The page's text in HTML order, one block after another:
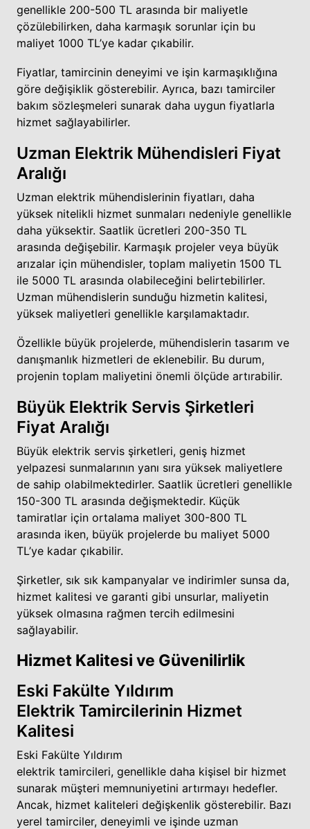
genellikle 200-500 TL arasında bir maliyetle
çözülebilirken, daha karmaşık sorunlar için bu
maliyet 1000 TL’ye kadar çıkabilir.
Fiyatlar, tamircinin deneyimi ve işin karmaşıklığına
göre değişiklik gösterebilir. Ayrıca, bazı tamirciler
bakım sözleşmeleri sunarak daha uygun fiyatlarla
hizmet sağlayabilirler.
Uzman Elektrik Mühendisleri Fiyat
Aralığı
Uzman elektrik mühendislerinin fiyatları, daha
yüksek nitelikli hizmet sunmaları nedeniyle genellikle
daha yüksektir. Saatlik ücretleri 200-350 TL
arasında değişebilir. Karmaşık projeler veya büyük
arızalar için mühendisler, toplam maliyetin 1500 TL
ile 5000 TL arasında olabileceğini belirtebilirler.
Uzman mühendislerin sunduğu hizmetin kalitesi,
yüksek maliyetleri genellikle karşılamaktadır.
Özellikle büyük projelerde, mühendislerin tasarım ve
danışmanlık hizmetleri de eklenebilir. Bu durum,
projenin toplam maliyetini önemli ölçüde artırabilir.
Büyük Elektrik Servis Şirketleri
Fiyat Aralığı
Büyük elektrik servis şirketleri, geniş hizmet
yelpazesi sunmalarının yanı sıra yüksek maliyetlere
de sahip olabilmektedirler. Saatlik ücretleri genellikle
150-300 TL arasında değişmektedir. Küçük
tamiratlar için ortalama maliyet 300-800 TL
arasında iken, büyük projelerde bu maliyet 5000
TL’ye kadar çıkabilir.
Şirketler, sık sık kampanyalar ve indirimler sunsa da,
hizmet kalitesi ve garanti gibi unsurlar, maliyetin
yüksek olmasına rağmen tercih edilmesini
sağlayabilir.
Hizmet Kalitesi ve Güvenilirlik
Eski Fakülte Yıldırım
Elektrik Tamircilerinin Hizmet
Kalitesi
Eski Fakülte Yıldırım
elektrik tamircileri, genellikle daha kişisel bir hizmet
sunarak müşteri memnuniyetini artırmayı hedefler.
Ancak, hizmet kaliteleri değişkenlik gösterebilir. Bazı
yerel tamirciler, deneyimli ve işinde uzman